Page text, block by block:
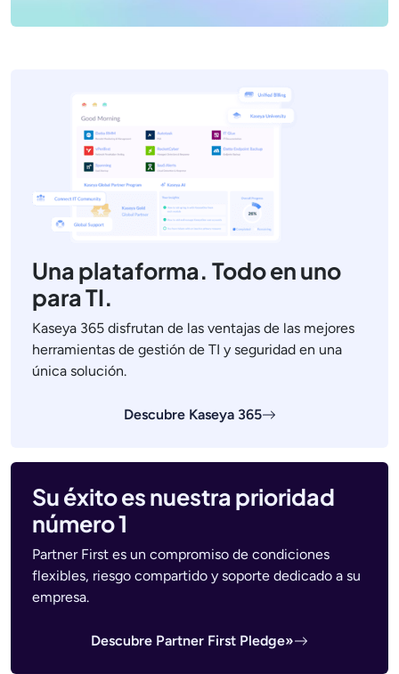
Una plataforma. Todo en uno
para TI.
Kaseya 365 disfrutan de las ventajas de las mejores
herramientas de gestión de TI y seguridad en una
única solución.
Descubre Kaseya 365
Su éxito es nuestra prioridad
número 1
Partner First es un compromiso de condiciones
flexibles, riesgo compartido y soporte dedicado a su
empresa.
Descubre Partner First Pledge»